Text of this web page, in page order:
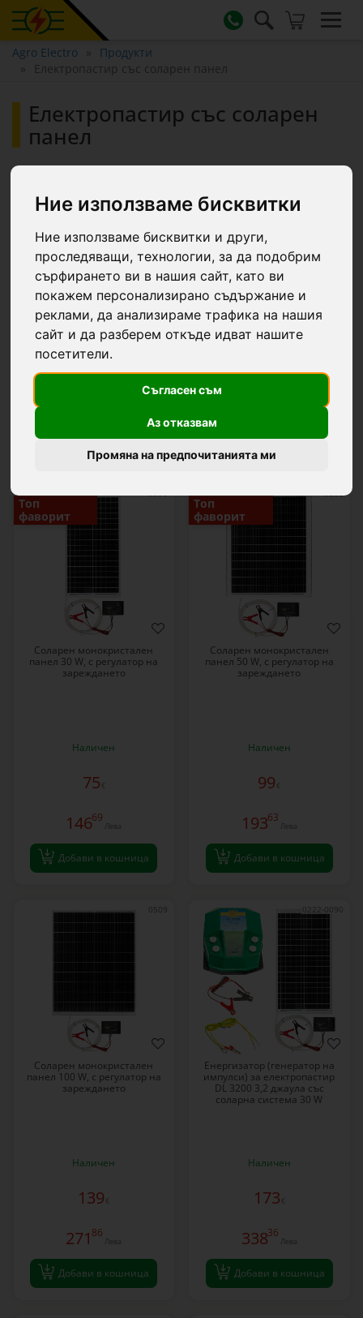
Ние използваме бисквитки
Ние използваме бисквитки и други,
проследяващи, технологии, за да подобрим
сърфирането ви в нашия сайт, като ви
покажем персонализирано съдържание и
реклами, да анализираме трафика на нашия
сайт и да разберем откъде идват нашите
посетители.
Съгласен съм
Аз отказвам
Промяна на предпочитанията ми
Agro Electro
Продукти
Електропастир със соларен панел
Електропастир със соларен
панел
захранвани от соларни панели, импулсни генератори,
Електрическата ограда със соларен панел има голямото
предимство, че не е необходимо да бъде свързана към
конвенционален източник на енергия, в резултат на
което потреблението на електрическата ограда със
соларен панел не се появява в сметката за
електроенергия. Тя е независима от електрическата
мрежа.
0090
Топ
фаворит
Соларен монокристален
панел 30 W, с регулатор на
зареждането
Наличен
75 €
14669
Лева
Добави в кошница
0202
Топ
фаворит
Соларен монокристален
панел 50 W, с регулатор на
зареждането
Наличен
99 €
19363
Лева
Добави в кошница
0509
Соларен монокристален
панел 100 W, с регулатор на
зареждането
Наличен
139 €
27186
Лева
Добави в кошница
0222-0090
Енергизатор (генератор на
импулси) за електропастир
DL 3200 3,2 джаула със
соларна система 30 W
Наличен
173 €
33836
Лева
Добави в кошница